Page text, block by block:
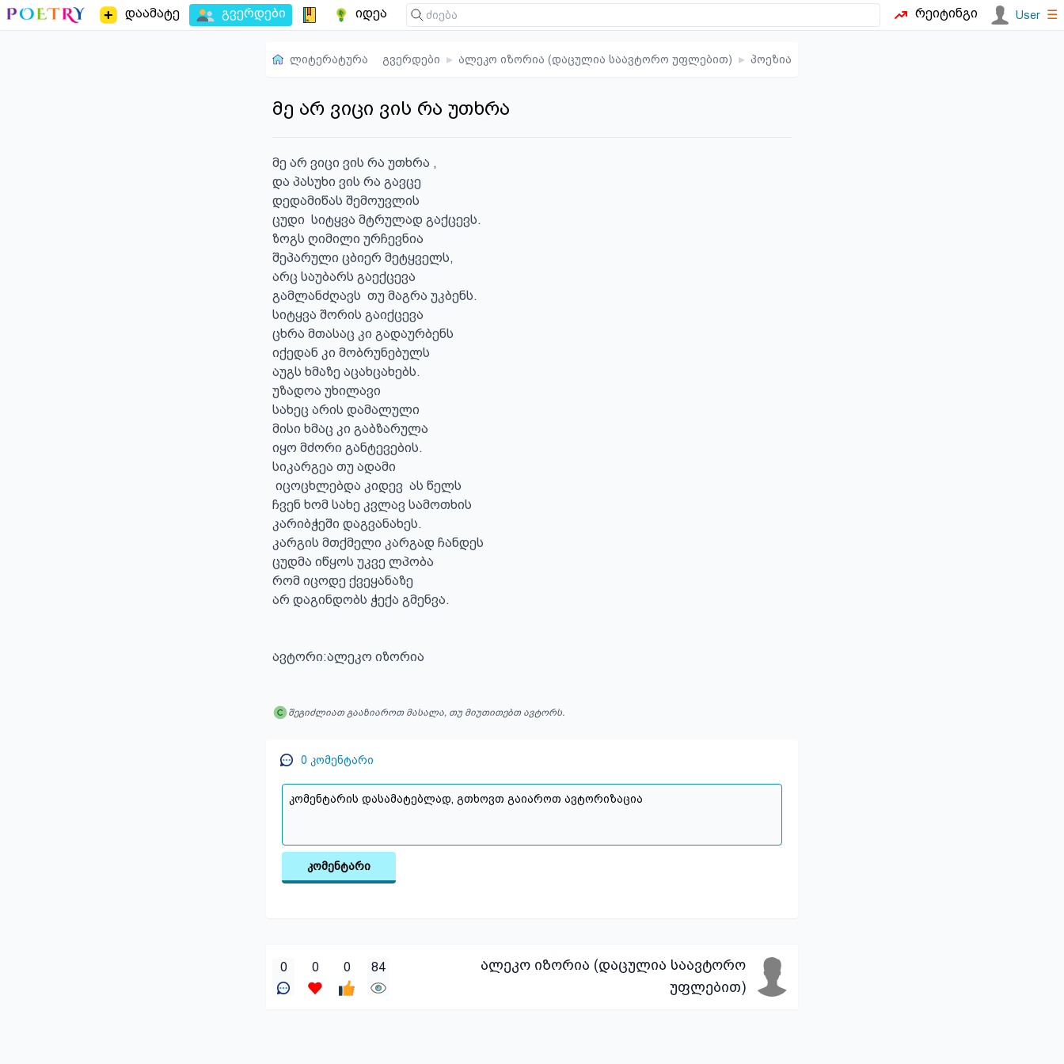
დაამატე გვერდები იდეა რეიტინგი User ☰
ლიტერატურა გვერდები ▸ ალეკო იზორია (დაცულია საავტორო უფლებით) ▸ პოეზია
მე არ ვიცი ვის რა უთხრა
მე არ ვიცი ვის რა უთხრა ,
და პასუხი ვის რა გავცე
დედამიწას შემოუვლის
ცუდი  სიტყვა მტრულად გაქცევს.
ზოგს ღიმილი ურჩევნია
შეპარული ცბიერ მეტყველს,
არც საუბარს გაექცევა
გამლანძღავს  თუ მაგრა უკბენს.
სიტყვა შორის გაიქცევა
ცხრა მთასაც კი გადაურბენს
იქედან კი მობრუნებულს
აუგს ხმაზე აცახცახებს.
უზადოა უხილავი
სახეც არის დამალული
მისი ხმაც კი გაბზარულა
იყო მძორი განტევების.
სიკარგეა თუ ადამი
ჩვენ ხომ სახე კვლავ სამოთხის
კარიბჭეში დაგვანახეს.
კარგის მთქმელი კარგად ჩანდეს
ცუდმა იწყოს უკვე ლპობა
რომ იცოდე ქვეყანაზე
არ დაგინდობს ჭექა გმენვა.
ავტორი:ალეკო იზორია
შეგიძლიათ გააზიაროთ მასალა, თუ მიუთითებთ ავტორს.
0 კომენტარი
კომენტარი
0 0 0 84
ალეკო იზორია (დაცულია საავტორო
უფლებით)